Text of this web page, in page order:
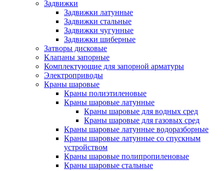
Задвижки
Задвижки латунные
Задвижки стальные
Задвижки чугунные
Задвижки шиберные
Затворы дисковые
Клапаны запорные
Комплектующие для запорной арматуры
Электроприводы
Краны шаровые
Краны полиэтиленовые
Краны шаровые латунные
Краны шаровые для водных сред
Краны шаровые для газовых сред
Краны шаровые латунные водоразборные
Краны шаровые латунные со спускным
устройством
Краны шаровые полипропиленовые
Краны шаровые стальные